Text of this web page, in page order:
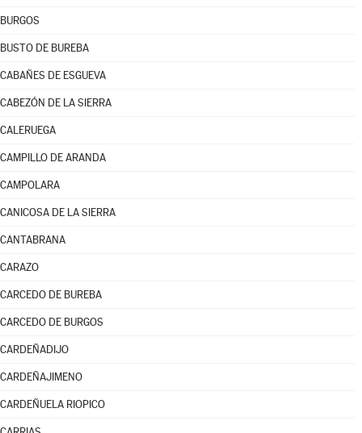
BURGOS
BUSTO DE BUREBA
CABAÑES DE ESGUEVA
CABEZÓN DE LA SIERRA
CALERUEGA
CAMPILLO DE ARANDA
CAMPOLARA
CANICOSA DE LA SIERRA
CANTABRANA
CARAZO
CARCEDO DE BUREBA
CARCEDO DE BURGOS
CARDEÑADIJO
CARDEÑAJIMENO
CARDEÑUELA RIOPICO